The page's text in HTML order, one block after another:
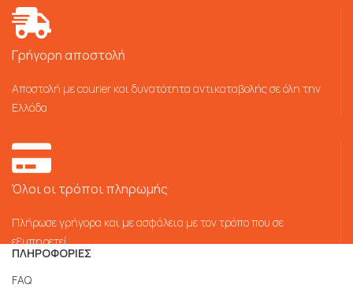
Γρήγορη αποστολή
Αποστολή με courier και δυνατότητα αντικαταβολής σε όλη την
Ελλάδα
Όλοι οι τρόποι πληρωμής
Πλήρωσε γρήγορα και με ασφάλεια με τον τρόπο που σε
εξυπηρετεί
ΠΛΗΡΟΦΟΡΙΕΣ
FAQ